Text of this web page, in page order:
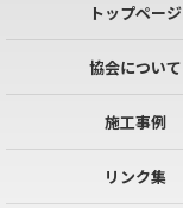
トップページ
協会について
施工事例
リンク集